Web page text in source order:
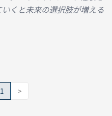
くと未来の選択肢が増える
1 >